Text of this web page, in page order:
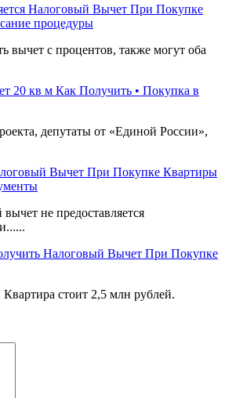
Налоговый Вычет При Покупке
процедуры
вычет с процентов, также могут оба
20 кв м Как Получить • Покупка в
депутаты от «Единой России»,
Вычет При Покупке Квартиры
не предоставляется
Налоговый Вычет При Покупке
стоит 2,5 млн рублей.